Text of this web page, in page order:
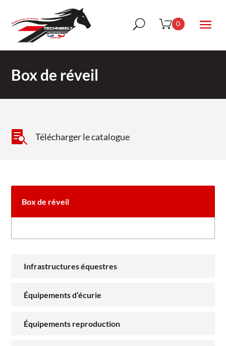
U 0 a
Box de réveil
 Télécharger le catalogue
Box de réveil
Infrastructures équestres
Équipements d’écurie
Équipements reproduction